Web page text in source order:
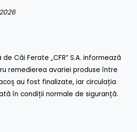
Căi Ferate „CFR” S.A. informează
remedierea avariei produse între
au fost finalizate, iar circulația
în condiții normale de siguranță.